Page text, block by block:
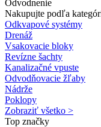
Odvodnenie
Nakupujte podľa
Odkvapové systémy
Drenáž
Vsakovacie bloky
Revízne šachty
Kanalizačné vpuste
Odvodňovacie žľaby
Nádrže
Poklopy
Zobraziť všetko >
Top značky